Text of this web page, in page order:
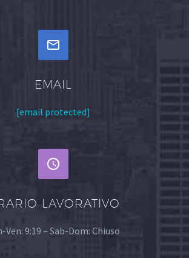


EMAIL
[email protected]


LAVORATIVO
Ven: 9:19 – Sab-Dom: Chiuso